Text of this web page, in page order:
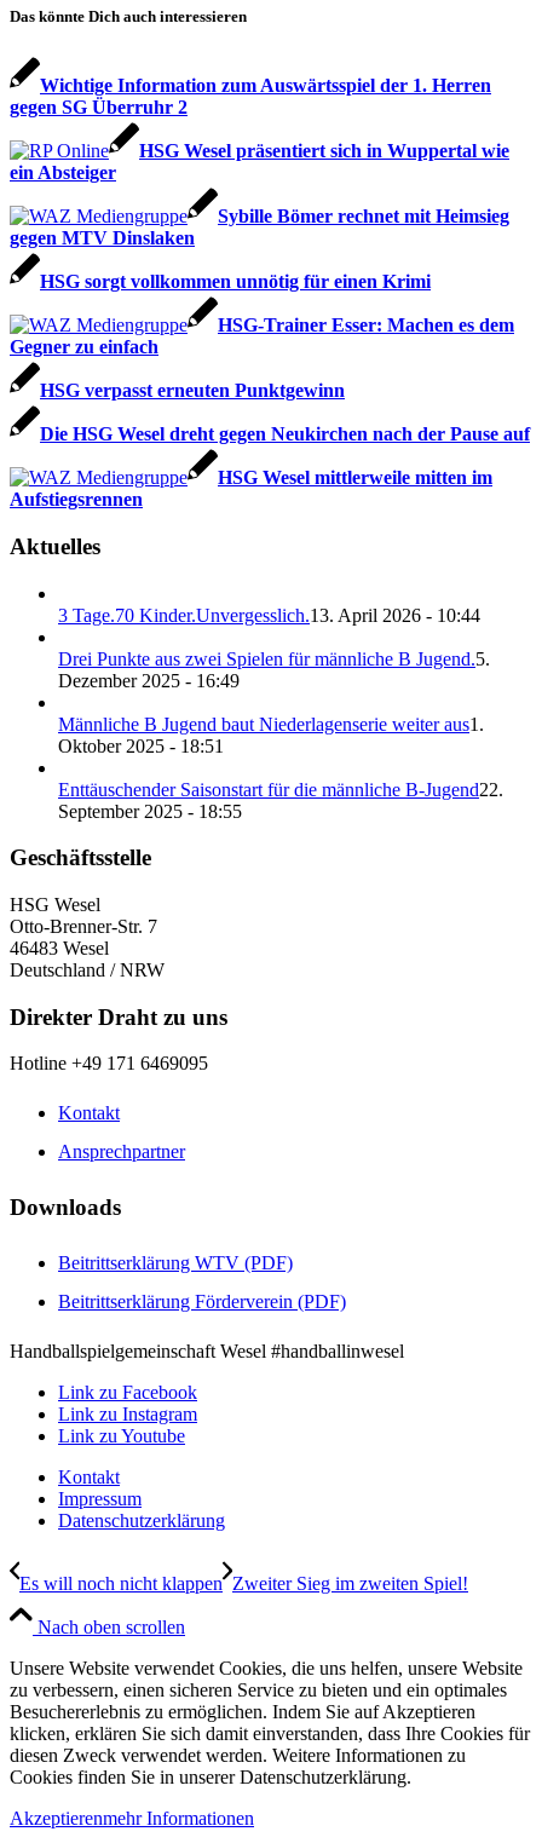
Das könnte Dich auch interessieren
Wichtige Information zum Auswärtsspiel der 1. Herren
gegen SG Überruhr 2
HSG Wesel präsentiert sich in Wuppertal wie
ein Absteiger
Sybille Bömer rechnet mit Heimsieg
gegen MTV Dinslaken
HSG sorgt vollkommen unnötig für einen Krimi
HSG-Trainer Esser: Machen es dem
Gegner zu einfach
HSG verpasst erneuten Punktgewinn
Die HSG Wesel dreht gegen Neukirchen nach der Pause auf
HSG Wesel mittlerweile mitten im
Aufstiegsrennen
Aktuelles
3 Tage.70 Kinder.Unvergesslich.13. April 2026 - 10:44
Drei Punkte aus zwei Spielen für männliche B Jugend.5.
Dezember 2025 - 16:49
Männliche B Jugend baut Niederlagenserie weiter aus1.
Oktober 2025 - 18:51
Enttäuschender Saisonstart für die männliche B-Jugend22.
September 2025 - 18:55
Geschäftsstelle
HSG Wesel
Otto-Brenner-Str. 7
46483 Wesel
Deutschland / NRW
Direkter Draht zu uns
Hotline +49 171 6469095
Kontakt
Ansprechpartner
Downloads
Beitrittserklärung WTV (PDF)
Beitrittserklärung Förderverein (PDF)
Handballspielgemeinschaft Wesel #handballinwesel
Link zu Facebook
Link zu Instagram
Link zu Youtube
Kontakt
Impressum
Datenschutzerklärung
Es will noch nicht klappen Zweiter Sieg im zweiten Spiel!
Nach oben scrollen
Unsere Website verwendet Cookies, die uns helfen, unsere Website
zu verbessern, einen sicheren Service zu bieten und ein optimales
Besuchererlebnis zu ermöglichen. Indem Sie auf Akzeptieren
klicken, erklären Sie sich damit einverstanden, dass Ihre Cookies für
diesen Zweck verwendet werden. Weitere Informationen zu
Cookies finden Sie in unserer Datenschutzerklärung.
Akzeptierenmehr Informationen